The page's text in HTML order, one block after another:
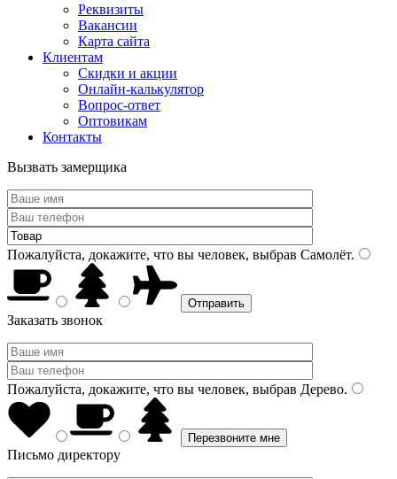
Реквизиты
Вакансии
Карта сайта
Клиентам
Скидки и акции
Онлайн-калькулятор
Вопрос-ответ
Оптовикам
Контакты
Вызвать замерщика
Пожалуйста, докажите, что вы человек, выбрав Самолёт.
Заказать звонок
Пожалуйста, докажите, что вы человек, выбрав Дерево.
Письмо директору